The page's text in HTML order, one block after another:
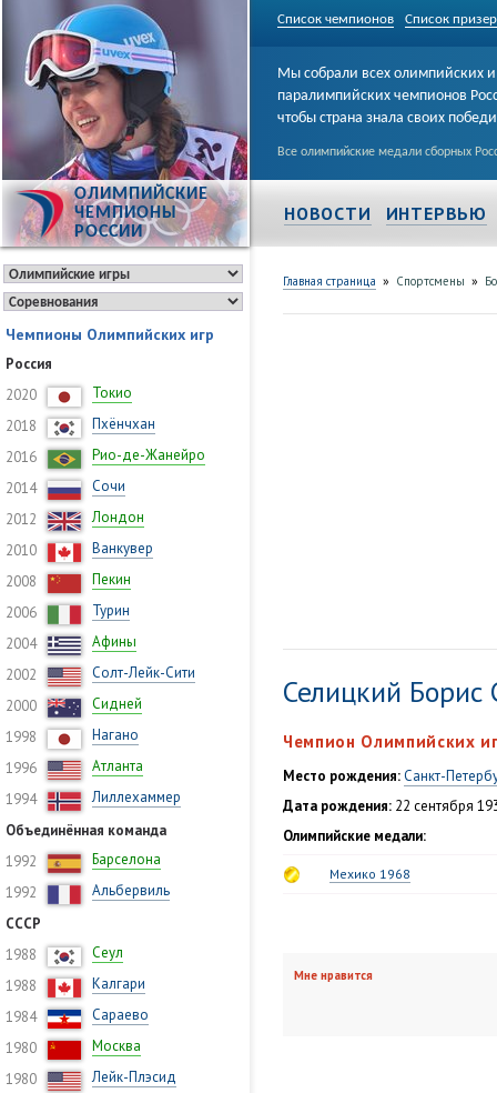
Список чемпионов Список
ОЛИМПИЙСКИЕ
ЧЕМПИОНЫ
РОССИИ
Мы собрали всех олимпийских и
паралимпийских чемпионов
чтобы страна знала своих
Все олимпийские медали сборных
НОВОСТИ ИНТЕРВЬЮ
Чемпионы Олимпийских игр
Россия
2020
Токио
2018
Пхёнчхан
2016
Рио-де-Жанейро
2014
Сочи
2012
Лондон
2010
Ванкувер
2008
Пекин
2006
Турин
2004
Афины
2002
Солт-Лейк-Сити
2000
Сидней
1998
Нагано
1996
Атланта
1994
Лиллехаммер
Объединённая команда
1992
Барселона
1992
Альбервиль
СССР
1988
Сеул
1988
Калгари
1984
Сараево
1980
Москва
1980
Лейк-Плэсид
Главная страница » Спортсмены »
Селицкий Борис
Чемпион Олимпийских
Место рождения:Санкт-
Дата рождения: 22 сентября
Олимпийские медали:
Мехико 1968
Мне нравится